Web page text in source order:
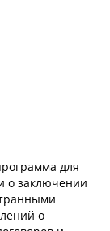
для
о заключении
о